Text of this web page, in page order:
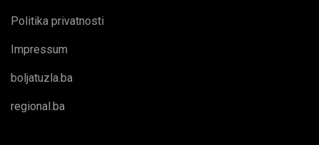
Politika privatnosti
Impressum
boljatuzla.ba
regional.ba